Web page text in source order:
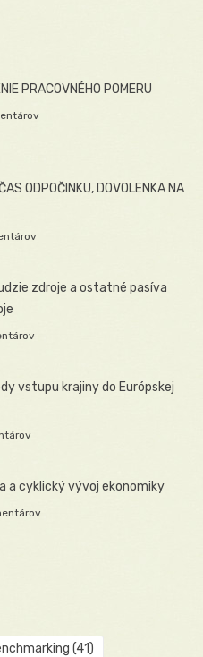
PRACOVNÉHO POMERU
ODPOČINKU, DOVOLENKA NA
zdroje a ostatné pasíva
vstupu krajiny do Európskej
a cyklický vývoj ekonomiky
(41)